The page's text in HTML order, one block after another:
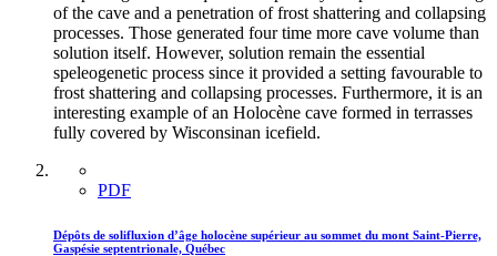
of the cave and a penetration of frost shattering and collapsing
processes. Those generated four time more cave volume than
solution itself. However, solution remain the essential
speleogenetic process since it provided a setting favourable to
frost shattering and collapsing processes. Furthermore, it is an
interesting example of an Holocène cave formed in terrasses
fully covered by Wisconsinan icefield.
PDF
Dépôts de solifluxion d’âge holocène supérieur au sommet du mont Saint-Pierre,
Gaspésie septentrionale, Québec